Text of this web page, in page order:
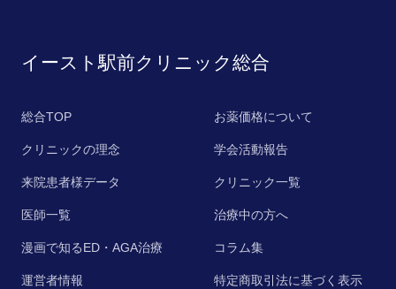
イースト駅前クリニック総合
総合TOP お薬価格について
クリニックの理念 学会活動報告
来院患者様データ クリニック一覧
医師一覧 治療中の方へ
漫画で知るED・AGA治療 コラム集
運営者情報
特定商取引法に基づく表示